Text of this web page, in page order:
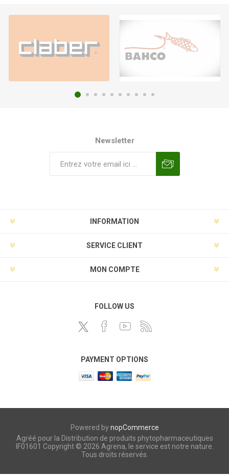
Newsletter
INFORMATION
SERVICE CLIENT
MON COMPTE
FOLLOW US
PAYMENT OPTIONS
Powered bynopCommerce
Agréé pour la Distribution de produits phytopharmaceutiques
IF01601 Copyright © 2026 Agrena, le service est notre nature.
Tous droits réservés.